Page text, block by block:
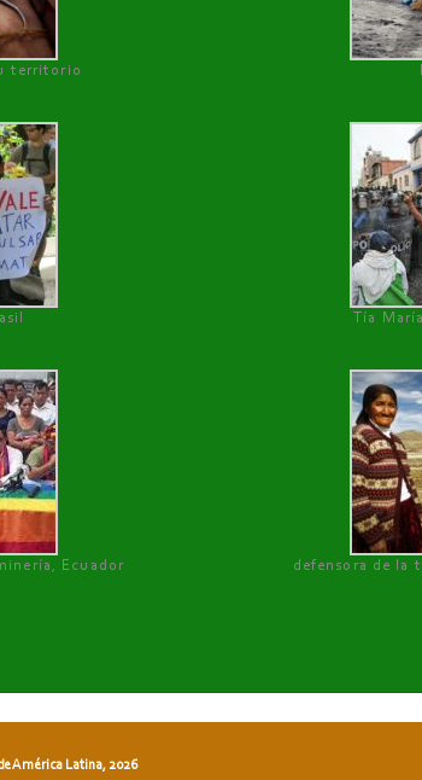
territorio
Tía
Ecuador defensora de la
América Latina, 2026